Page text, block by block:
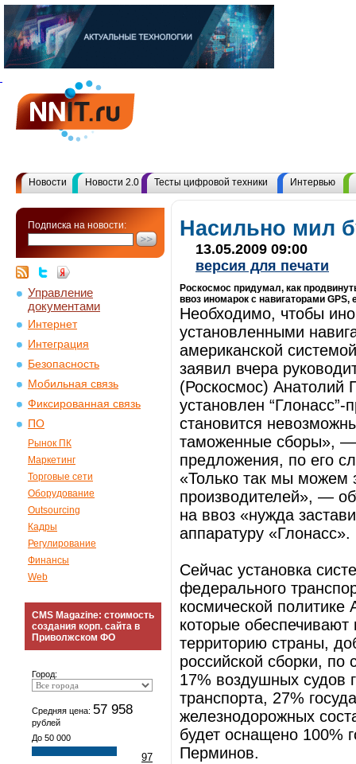
Новости Новости 2.0 Тесты цифровой техники Интервью
Подписка на новости:
Управление
документами
Интернет
Интеграция
Безопасность
Мобильная связь
Фиксированная связь
ПО
Рынок ПК
Маркетинг
Торговые сети
Оборудование
Outsourcing
Кадры
Регулирование
Финансы
Web
CMS Magazine: стоимость
создания корп. сайта в
Приволжском ФО
Город:
Средняя цена: 57 958
рублей
До 50 000
97
Насильно мил
13.05.2009 09:00
версия для печати
Роскосмос придумал, как
ввоз иномарок с навигаторами
Необходимо, чтобы
установленными
американской
заявил вчера
(Роскосмос) Анатолий
установлен
становится
таможенные сборы», —
предложения, по его
«Только так мы можем
производителей», —
на ввоз «нужда
аппаратуру «Глонасс».
Сейчас установка
федерального
космической
которые
территорию страны,
российской сборки,
17% воздушных судов
транспорта, 27%
железнодорожных
будет оснащено 100%
Перминов.